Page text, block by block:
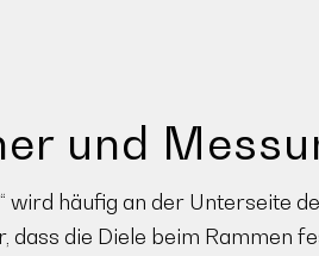
und
wird häufig an der Unterseite
dass die Diele beim Rammen